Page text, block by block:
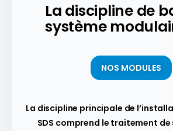
La discipline de
système
NOS MODULES
La discipline principale de
SDS comprend le traitement